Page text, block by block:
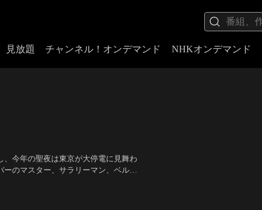
見放題 チャンネル！オンデマンド NHKオンデマンド
今年の聖夜は東京が大停電に見舞わ
のマスター、サラリーマン、ベルボ